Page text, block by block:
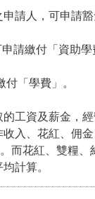
請人，可申請
請繳付「資助學
「學費」。
工資及薪金，
入、花紅、佣
而花紅、雙糧、
計算。